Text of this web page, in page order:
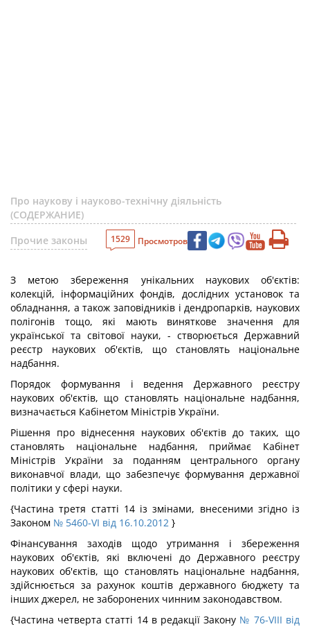
Про наукову і науково-технічну діяльність
(СОДЕРЖАНИЕ)
Прочие законы
1529 Просмотров
З метою збереження унікальних наукових об'єктів:
колекцій, інформаційних фондів, дослідних установок та
обладнання, а також заповідників і дендропарків, наукових
полігонів тощо, які мають виняткове значення для
української та світової науки, - створюється Державний
реєстр наукових об'єктів, що становлять національне
надбання.
Порядок формування і ведення Державного реєстру
наукових об'єктів, що становлять національне надбання,
визначається Кабінетом Міністрів України.
Рішення про віднесення наукових об'єктів до таких, що
становлять національне надбання, приймає Кабінет
Міністрів України за поданням центрального органу
виконавчої влади, що забезпечує формування державної
політики у сфері науки.
{Частина третя статті 14 із змінами, внесеними згідно із
Законом № 5460-VI від 16.10.2012 }
Фінансування заходів щодо утримання і збереження
наукових об'єктів, які включені до Державного реєстру
наукових об'єктів, що становлять національне надбання,
здійснюється за рахунок коштів державного бюджету та
інших джерел, не заборонених чинним законодавством.
{Частина четверта статті 14 в редакції Закону № 76-VIII від